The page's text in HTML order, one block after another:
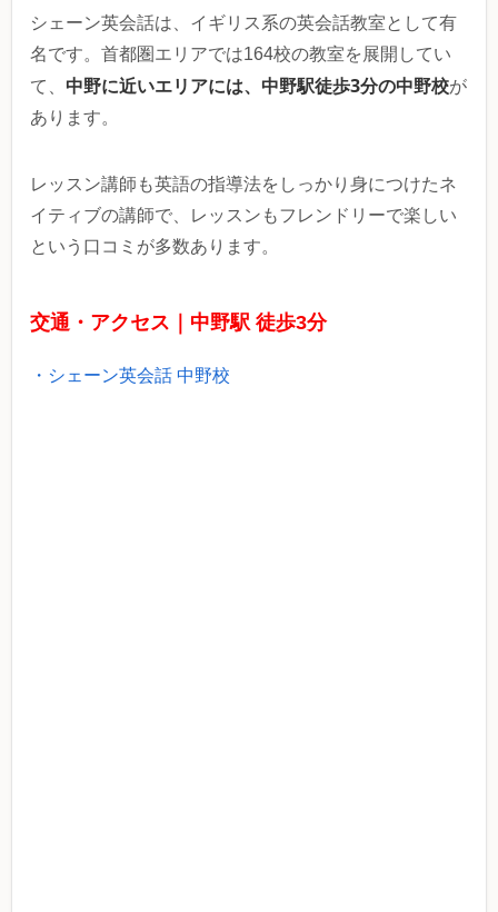
シェーン英会話は、イギリス系の英会話教室として有
名です。首都圏エリアでは164校の教室を展開してい
て、 中野に近いエリアには、中野駅徒歩3分の中野校が
あります。
レッスン講師も英語の指導法をしっかり身につけたネ
イティブの講師で、レッスンもフレンドリーで楽しい
という口コミが多数あります。
交通・アクセス｜中野駅 徒歩3分
・シェーン英会話 中野校